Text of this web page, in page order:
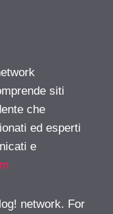
siti
che
ed esperti
e
network. For